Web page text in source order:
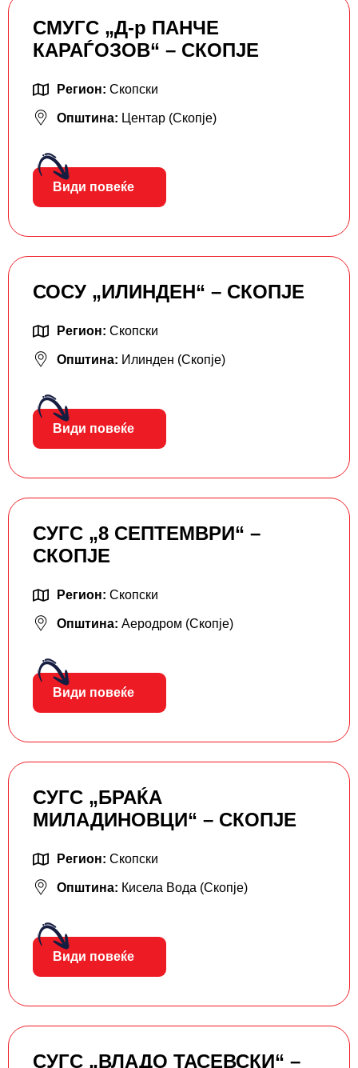
СМУГС „Д-р ПАНЧЕ
КАРАЃОЗОВ“ – СКОПЈЕ
Регион: Скопски
Општина: Центар (Скопје)
Види повеќе
СОСУ „ИЛИНДЕН“ – СКОПЈЕ
Регион: Скопски
Општина: Илинден (Скопје)
Види повеќе
СУГС „8 СЕПТЕМВРИ“ –
СКОПЈЕ
Регион: Скопски
Општина: Аеродром (Скопје)
Види повеќе
СУГС „БРАЌА
МИЛАДИНОВЦИ“ – СКОПЈЕ
Регион: Скопски
Општина: Кисела Вода (Скопје)
Види повеќе
СУГС „ВЛАДО ТАСЕВСКИ“ –